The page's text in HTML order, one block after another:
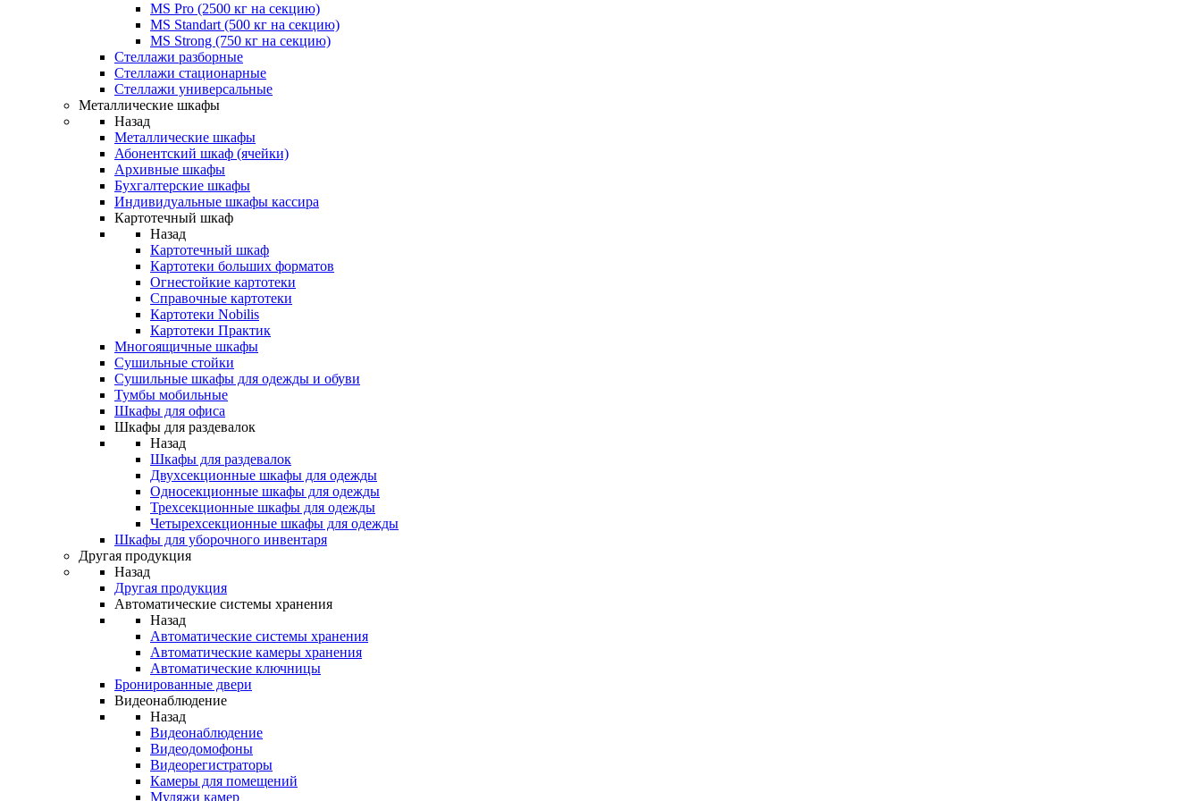
MS Pro (2500 кг на секцию)
MS Standart (500 кг на секцию)
MS Strong (750 кг на секцию)
Стеллажи разборные
Стеллажи стационарные
Стеллажи универсальные
Металлические шкафы
Назад
Металлические шкафы
Абонентский шкаф (ячейки)
Архивные шкафы
Бухгалтерские шкафы
Индивидуальные шкафы кассира
Картотечный шкаф
Назад
Картотечный шкаф
Картотеки больших форматов
Огнестойкие картотеки
Справочные картотеки
Картотеки Nobilis
Картотеки Практик
Многоящичные шкафы
Сушильные стойки
Сушильные шкафы для одежды и обуви
Тумбы мобильные
Шкафы для офиса
Шкафы для раздевалок
Назад
Шкафы для раздевалок
Двухсекционные шкафы для одежды
Односекционные шкафы для одежды
Трехсекционные шкафы для одежды
Четырехсекционные шкафы для одежды
Шкафы для уборочного инвентаря
Другая продукция
Назад
Другая продукция
Автоматические системы хранения
Назад
Автоматические системы хранения
Автоматические камеры хранения
Автоматические ключницы
Бронированные двери
Видеонаблюдение
Назад
Видеонаблюдение
Видеодомофоны
Видеорегистраторы
Камеры для помещений
Муляжи камер